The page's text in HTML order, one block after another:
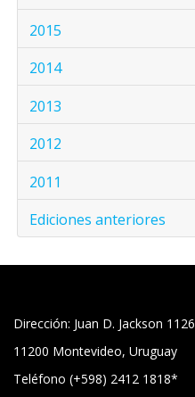
2015
2014
2013
2012
2011
Ediciones anteriores
Dirección: Juan D. Jackson 1126
11200 Montevideo, Uruguay
Teléfono (+598) 2412 1818*